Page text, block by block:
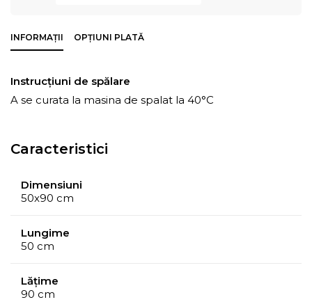
INFORMAȚII OPȚIUNI PLATĂ
Instrucțiuni de spălare
A se curata la masina de spalat la 40°C
Caracteristici
Dimensiuni
50x90 cm
Lungime
50 cm
Lățime
90 cm